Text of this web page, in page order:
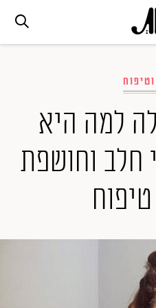
למה היא
חלב וחושפת